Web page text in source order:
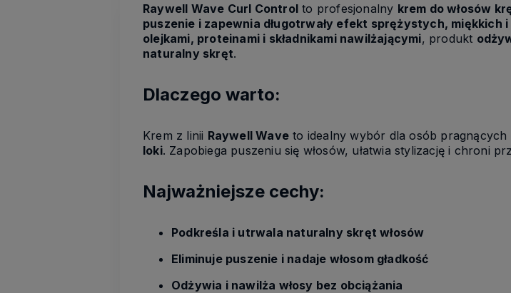
Raywell Wave Curl Control to profesjonalny krem do włosów
puszenie i zapewnia długotrwały efekt sprężystych, miękkich i
olejkami, proteinami i składnikami nawilżającymi, produkt
naturalny skręt.
Dlaczego warto:
Krem z linii Raywell Wave to idealny wybór dla osób pragnących
loki. Zapobiega puszeniu się włosów, ułatwia stylizację i chroni
Najważniejsze cechy:
Podkreśla i utrwala naturalny skręt włosów
Eliminuje puszenie i nadaje włosom gładkość
Odżywia i nawilża włosy bez obciążania